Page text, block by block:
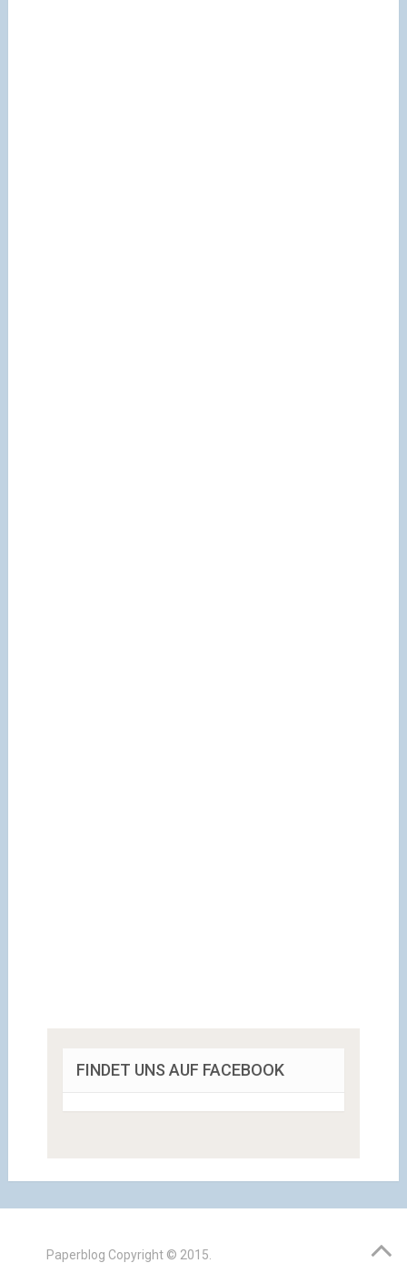
FINDET UNS AUF FACEBOOK
Paperblog Copyright © 2015.